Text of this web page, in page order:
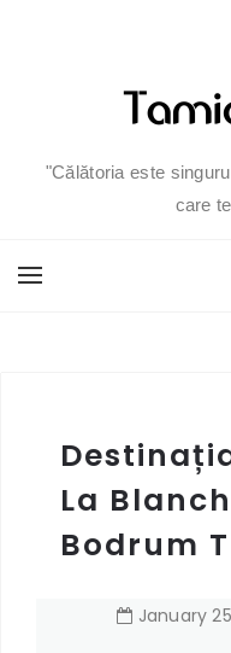
"Călătoria este
care
La
Bodrum
January 25